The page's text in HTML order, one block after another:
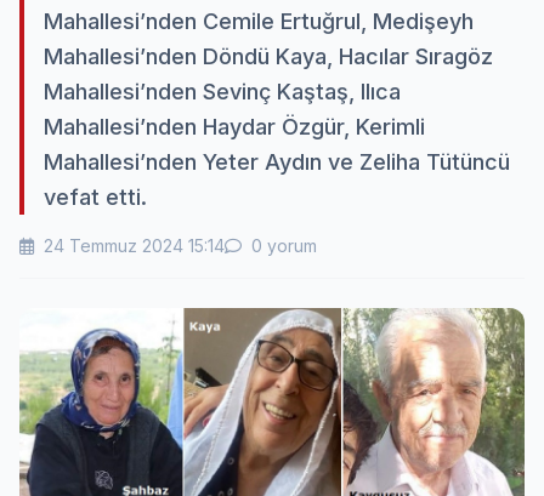
Mahallesi’nden Cemile Ertuğrul, Medişeyh
Mahallesi’nden Döndü Kaya, Hacılar Sıragöz
Mahallesi’nden Sevinç Kaştaş, Ilıca
Mahallesi’nden Haydar Özgür, Kerimli
Mahallesi’nden Yeter Aydın ve Zeliha Tütüncü
vefat etti.
24 Temmuz 2024 15:14 0 yorum